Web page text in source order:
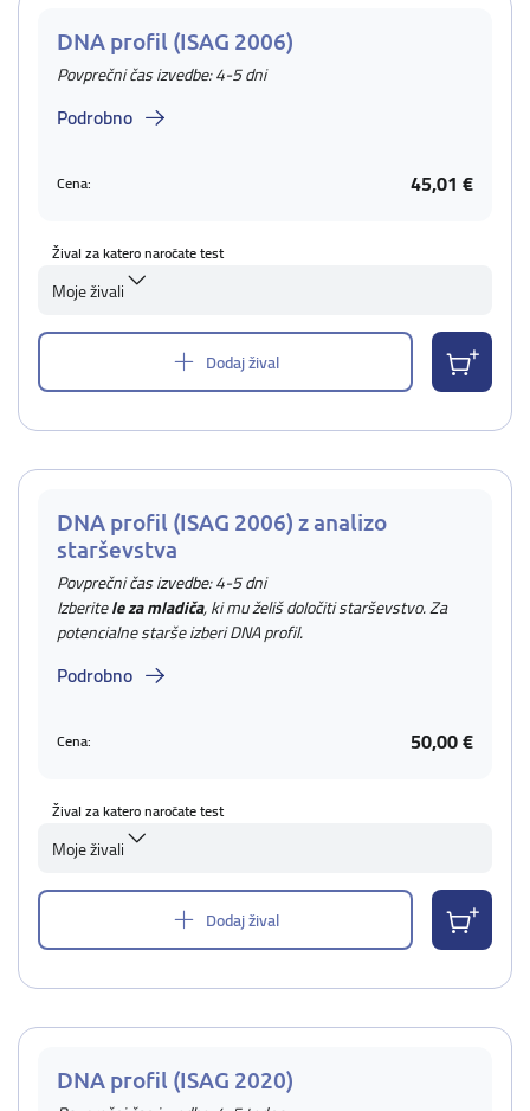
DNA profil (ISAG 2006)
Povprečni čas izvedbe: 4-5 dni
Podrobno
Cena: 45,01 €
Žival za katero naročate test
Moje živali
Dodaj žival
DNA profil (ISAG 2006) z analizo
starševstva
Povprečni čas izvedbe: 4-5 dni
Izberitele za mladiča, ki mu želiš določiti starševstvo. Za
potencialne starše izberi DNA profil.
Podrobno
Cena: 50,00 €
Žival za katero naročate test
Moje živali
Dodaj žival
DNA profil (ISAG 2020)